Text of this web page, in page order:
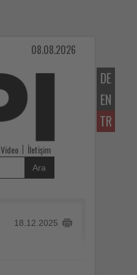
DE
EN
TR
08.08.2026
Video İletişim
Ara
18.12.2025